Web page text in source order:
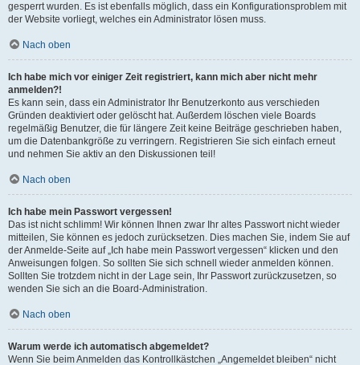
gesperrt wurden. Es ist ebenfalls möglich, dass ein Konfigurationsproblem mit
der Website vorliegt, welches ein Administrator lösen muss.
Nach oben
Ich habe mich vor einiger Zeit registriert, kann mich aber nicht mehr
anmelden?!
Es kann sein, dass ein Administrator Ihr Benutzerkonto aus verschieden
Gründen deaktiviert oder gelöscht hat. Außerdem löschen viele Boards
regelmäßig Benutzer, die für längere Zeit keine Beiträge geschrieben haben,
um die Datenbankgröße zu verringern. Registrieren Sie sich einfach erneut
und nehmen Sie aktiv an den Diskussionen teil!
Nach oben
Ich habe mein Passwort vergessen!
Das ist nicht schlimm! Wir können Ihnen zwar Ihr altes Passwort nicht wieder
mitteilen, Sie können es jedoch zurücksetzen. Dies machen Sie, indem Sie auf
der Anmelde-Seite auf „Ich habe mein Passwort vergessen“ klicken und den
Anweisungen folgen. So sollten Sie sich schnell wieder anmelden können.
Sollten Sie trotzdem nicht in der Lage sein, Ihr Passwort zurückzusetzen, so
wenden Sie sich an die Board-Administration.
Nach oben
Warum werde ich automatisch abgemeldet?
Wenn Sie beim Anmelden das Kontrollkästchen „Angemeldet bleiben“ nicht